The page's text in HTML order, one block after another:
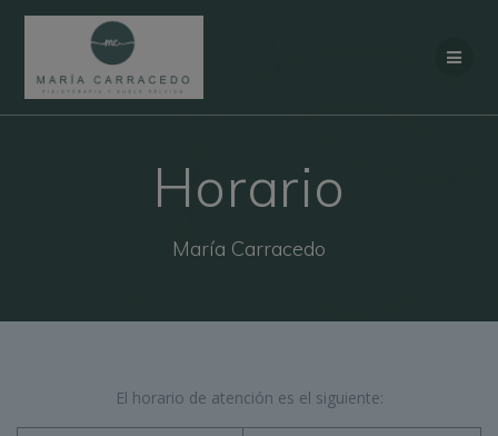
Horario
María Carracedo
El horario de atención es el siguiente: